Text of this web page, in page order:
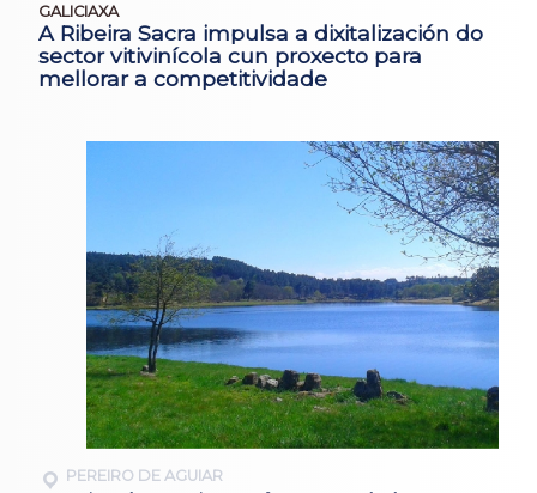
GALICIAXA
A Ribeira Sacra impulsa a dixitalización do
sector vitivinícola cun proxecto para
mellorar a competitividade
PEREIRO DE AGUIAR